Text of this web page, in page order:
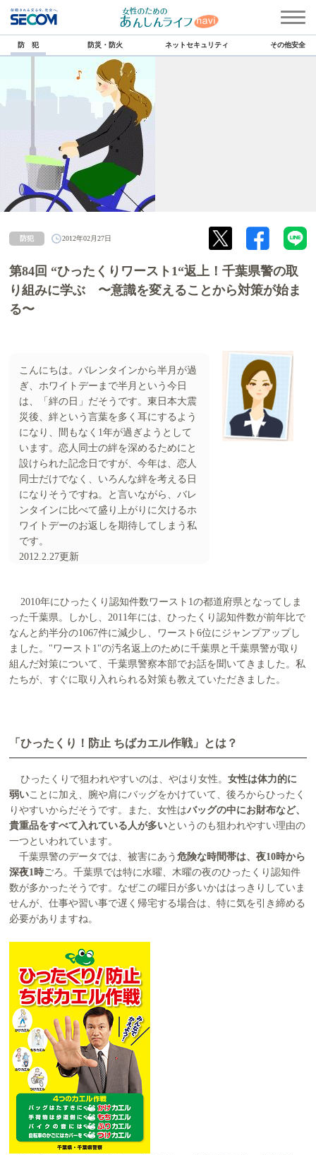
防 犯 防災・防火 ネットセキュリティ その他安全
防犯 2012年02月27日
第84回 “ひったくりワースト1“返上！千葉県警の取
り組みに学ぶ 〜意識を変えることから対策が始ま
る〜
こんにちは。バレンタインから半月が過
ぎ、ホワイトデーまで半月という今日
は、「絆の日」だそうです。東日本大震
災後、絆という言葉を多く耳にするよう
になり、間もなく1年が過ぎようとして
います。恋人同士の絆を深めるためにと
設けられた記念日ですが、今年は、恋人
同士だけでなく、いろんな絆を考える日
になりそうですね。と言いながら、バレ
ンタインに比べて盛り上がりに欠けるホ
ワイトデーのお返しを期待してしまう私
です。
2012.2.27更新
2010年にひったくり認知件数ワースト1の都道府県となってしま
った千葉県。しかし、2011年には、ひったくり認知件数が前年比で
なんと約半分の1067件に減少し、ワースト6位にジャンプアップし
ました。"ワースト1"の汚名返上のために千葉県と千葉県警が取り
組んだ対策について、千葉県警察本部でお話を聞いてきました。私
たちが、すぐに取り入れられる対策も教えていただきました。
「ひったくり！防止 ちばカエル作戦」とは？
ひったくりで狙われやすいのは、やはり女性。女性は体力的に
弱いことに加え、腕や肩にバッグをかけていて、後ろからひったく
りやすいからだそうです。また、女性はバッグの中にお財布など、
貴重品をすべて入れている人が多いというのも狙われやすい理由の
一つといわれています。
千葉県警のデータでは、被害にあう危険な時間帯は、夜10時から
深夜1時ごろ。千葉県では特に水曜、木曜の夜のひったくり認知件
数が多かったそうです。なぜこの曜日が多いかははっきりしていま
せんが、仕事や習い事で遅く帰宅する場合は、特に気を引き締める
必要がありますね。